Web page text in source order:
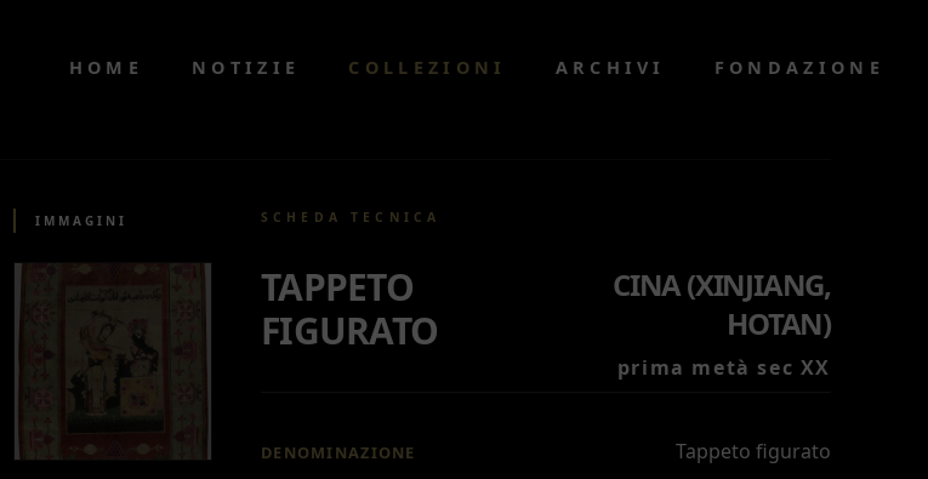
HOME NOTIZIE COLLEZIONI ARCHIVI FONDAZIONE
IMMAGINI SCHEDA TECNICA
TAPPETO
FIGURATO
CINA (XINJIANG,
HOTAN)
prima metà sec XX
DENOMINAZIONE Tappeto figurato